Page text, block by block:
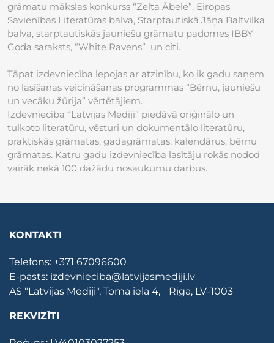
grāmatu mākslas konkurss “Zelta Ābele”, Eiropas
Savienības Literatūras balva, Starptautiskā Jāņa Baltvilka
balva, starptautiskās jauniešu grāmatu padomes IBBY
Goda saraksts, “White Ravens” un citi.
Tāpat izdevniecība lepojas ar atzinību, ko ik gadu saņem
no lasīšanas veicināšanas programmas “Bērnu, jauniešu
un vecāku žūrija” vērtētājiem.
Izdevniecība “Latvijas Mediji” piedāvā oriģinālo un
tulkoto literatūru, vēsturi un dokumentālo literatūru,
praktiskās grāmatas, gadagrāmatas, kalendārus, bērnu
grāmatas. Katru gadu izdevniecība lasītāju rokās nodod
vairāk nekā 100 dažādu nosaukumu darbus.
KONTAKTI
Telefons: +371 67096600
E-pasts: izdevnieciba@latvijasmediji.lv
AS "Latvijas Mediji", Toma iela 4, Rīga, LV-1003
REKVIZĪTI